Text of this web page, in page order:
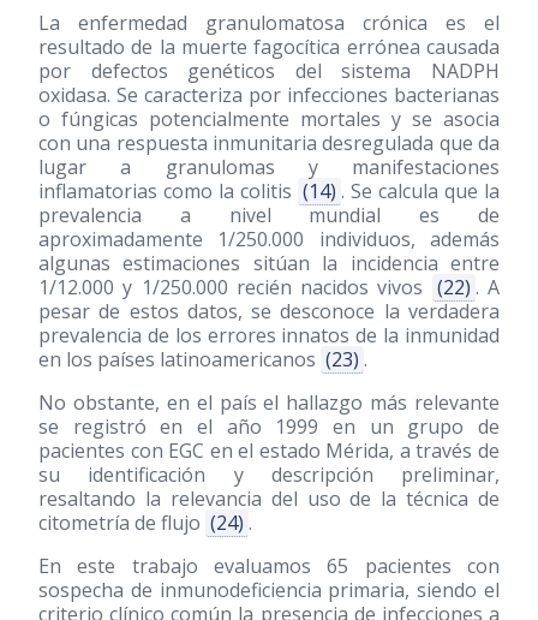
La enfermedad granulomatosa crónica es el
resultado de la muerte fagocítica errónea causada
por defectos genéticos del sistema NADPH
oxidasa. Se caracteriza por infecciones bacterianas
o fúngicas potencialmente mortales y se asocia
con una respuesta inmunitaria desregulada que da
lugar a granulomas y manifestaciones
inflamatorias como la colitis (14) . Se calcula que la
prevalencia a nivel mundial es de
aproximadamente 1/250.000 individuos, además
algunas estimaciones sitúan la incidencia entre
1/12.000 y 1/250.000 recién nacidos vivos (22) . A
pesar de estos datos, se desconoce la verdadera
prevalencia de los errores innatos de la inmunidad
en los países latinoamericanos (23) .
No obstante, en el país el hallazgo más relevante
se registró en el año 1999 en un grupo de
pacientes con EGC en el estado Mérida, a través de
su identificación y descripción preliminar,
resaltando la relevancia del uso de la técnica de
citometría de flujo (24) .
En este trabajo evaluamos 65 pacientes con
sospecha de inmunodeficiencia primaria, siendo el
criterio clínico común la presencia de infecciones a